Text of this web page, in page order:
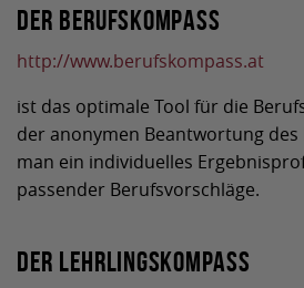
Der Berufskompass
http://www.berufskompass.at
ist das optimale Tool für die
der anonymen Beantwortung
man ein individuelles
passender Berufsvorschläge.
Der Lehrlingskompass